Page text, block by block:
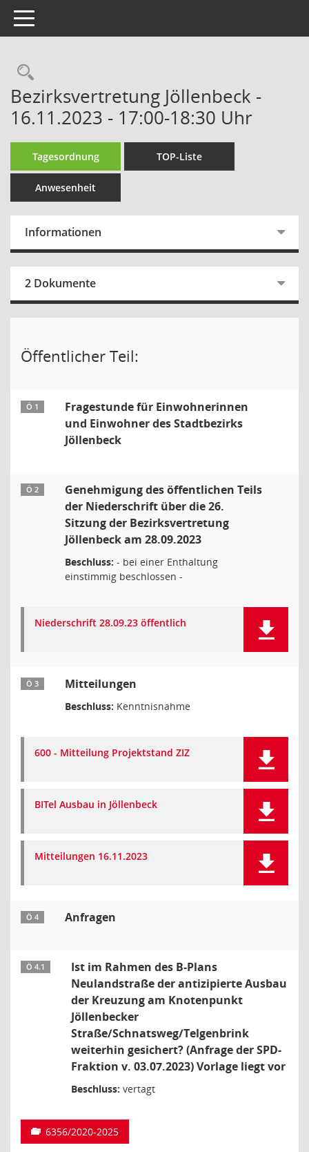
Toggle navigation
Rechercheauswahl
Bezirksvertretung Jöllenbeck -
16.11.2023 - 17:00-18:30 Uhr
Tagesordnung TOP-Liste
Anwesenheit
Informationen
2 Dokumente
Öffentlicher Teil:
Ö 1
Fragestunde für Einwohnerinnen
und Einwohner des Stadtbezirks
Jöllenbeck
Ö 2
Genehmigung des öffentlichen Teils
der Niederschrift über die 26.
Sitzung der Bezirksvertretung
Jöllenbeck am 28.09.2023
Beschluss: - bei einer Enthaltung
einstimmig beschlossen -
Niederschrift 28.09.23 öffentlich
Ö 3 Mitteilungen
Beschluss: Kenntnisnahme
600 - Mitteilung Projektstand ZIZ
BITel Ausbau in Jöllenbeck
Mitteilungen 16.11.2023
Ö 4 Anfragen
Ö 4.1
Ist im Rahmen des B-Plans
Neulandstraße der antizipierte Ausbau
der Kreuzung am Knotenpunkt
Jöllenbecker
Straße/Schnatsweg/Telgenbrink
weiterhin gesichert? (Anfrage der SPD-
Fraktion v. 03.07.2023) Vorlage liegt vor
Beschluss: vertagt
6356/2020-2025